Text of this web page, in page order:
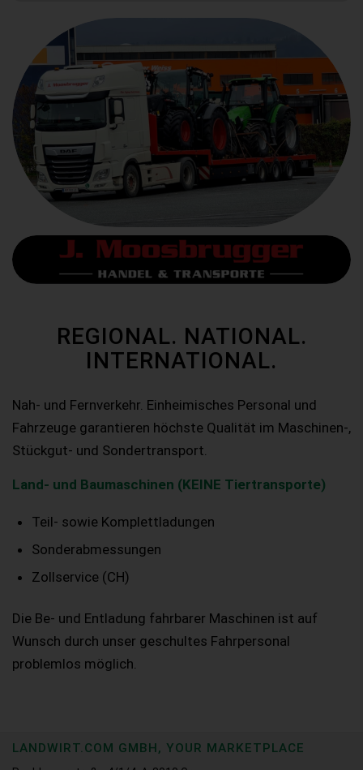
REGIONAL. NATIONAL.
INTERNATIONAL.
Nah- und Fernverkehr. Einheimisches Personal und
Fahrzeuge garantieren höchste Qualität im Maschinen-,
Stückgut- und Sondertransport.
Land- und Baumaschinen (KEINE Tiertransporte)
Teil- sowie Komplettladungen
Sonderabmessungen
Zollservice (CH)
Die Be- und Entladung fahrbarer Maschinen ist auf
Wunsch durch unser geschultes Fahrpersonal
problemlos möglich.
LANDWIRT.COM GMBH, YOUR MARKETPLACE